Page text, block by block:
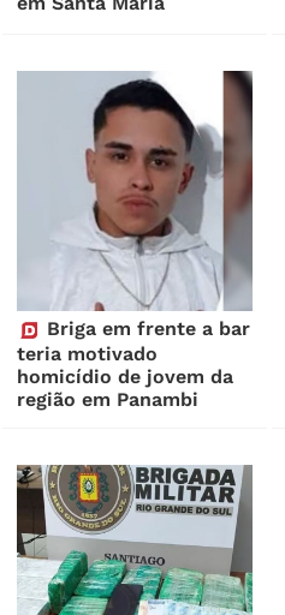
Briga em frente a bar
teria motivado
homicídio de jovem da
região em Panambi